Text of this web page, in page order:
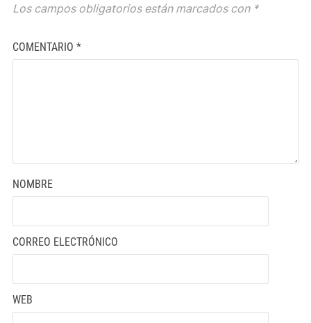
Los campos obligatorios están marcados con *
COMENTARIO *
NOMBRE
CORREO ELECTRÓNICO
WEB